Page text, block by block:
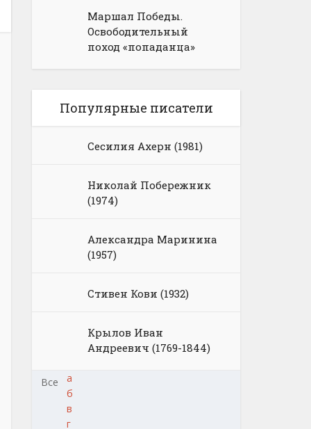
Маршал Победы.
Освободительный
поход «попаданца»
Популярные писатели
Сесилия Ахерн (1981)
Николай Побережник
(1974)
Александра Маринина
(1957)
Стивен Кови (1932)
Крылов Иван
Андреевич (1769-1844)
Все
а
б
в
г